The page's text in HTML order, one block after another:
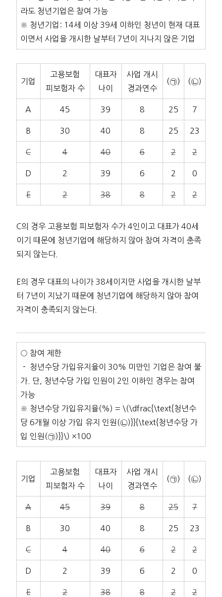
라도 청년기업은 참여 가능
※ 청년기업: 14세 이상 39세 이하인 청년이 현재 대표
이면서 사업을 개시한 날부터 7년이 지나지 않은 기업
기업
고용보험
피보험자 수
대표자
나이
사업 개시
경과연수
(㉠) (㉡)
A 45 39 8 25 7
B 30 40 8 25 23
C 4 40 6 2 2
D 2 39 6 2 0
E 2 38 8 2 2
C의 경우 고용보험 피보험자 수가 4인이고 대표가 40세
이기 때문에 청년기업에 해당하지 않아 참여 자격이 충족
되지 않는다.
E의 경우 대표의 나이가 38세이지만 사업을 개시한 날부
터 7년이 지났기 때문에 청년기업에 해당하지 않아 참여
자격이 충족되지 않는다.
○ 참여 제한
－ 청년수당 가입유지율이 30% 미만인 기업은 참여 불
가. 단, 청년수당 가입 인원이 2인 이하인 경우는 참여
가능
※ 청년수당 가입유지율(%) = \(\dfrac{\text{청년수
당 6개월 이상 가입 유지 인원(㉡)}}{\text{청년수당 가
입 인원(㉠)}}\) ×100
기업
고용보험
피보험자 수
대표자
나이
사업 개시
경과연수
(㉠) (㉡)
A 45 39 8 25 7
B 30 40 8 25 23
C 4 40 6 2 2
D 2 39 6 2 0
E 2 38 8 2 2